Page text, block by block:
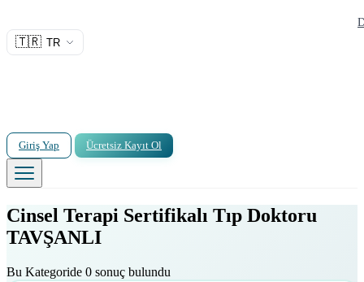
🇹🇷 TR
Giriş Yap Ücretsiz Kayıt Ol
Cinsel Terapi Sertifikalı Tıp Doktoru
TAVŞANLI
Bu Kategoride 0 sonuç bulundu